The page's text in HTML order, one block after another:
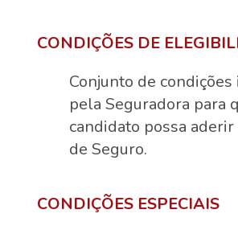
CONDIÇÕES DE
Conjunto de
pela Seguradora para
candidato possa
de Seguro.
CONDIÇÕES ESPECIAIS